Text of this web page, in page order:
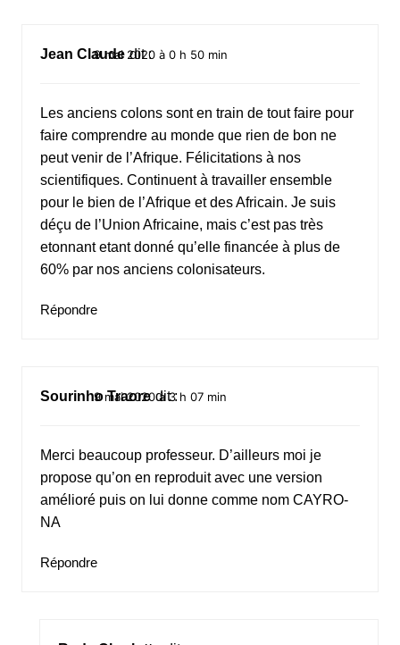
Jean Claude dit :
9 mai 2020 à 0 h 50 min
Les anciens colons sont en train de tout faire pour
faire comprendre au monde que rien de bon ne
peut venir de l’Afrique. Félicitations à nos
scientifiques. Continuent à travailler ensemble
pour le bien de l’Afrique et des Africain. Je suis
déçu de l’Union Africaine, mais c’est pas très
etonnant etant donné qu’elle financée à plus de
60% par nos anciens colonisateurs.
Répondre
Sourinho Traore dit :
9 mai 2020 à 3 h 07 min
Merci beaucoup professeur. D’ailleurs moi je
propose qu’on en reproduit avec une version
amélioré puis on lui donne comme nom CAYRO-
NA
Répondre